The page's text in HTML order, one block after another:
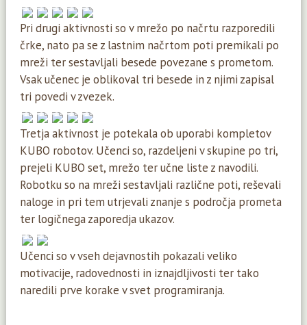
Pri drugi aktivnosti so v mrežo po načrtu razporedili
črke, nato pa se z lastnim načrtom poti premikali po
mreži ter sestavljali besede povezane s prometom.
Vsak učenec je oblikoval tri besede in z njimi zapisal
tri povedi v zvezek.
Tretja aktivnost je potekala ob uporabi kompletov
KUBO robotov. Učenci so, razdeljeni v skupine po tri,
prejeli KUBO set, mrežo ter učne liste z navodili.
Robotku so na mreži sestavljali različne poti, reševali
naloge in pri tem utrjevali znanje s področja prometa
ter logičnega zaporedja ukazov.
Učenci so v vseh dejavnostih pokazali veliko
motivacije, radovednosti in iznajdljivosti ter tako
naredili prve korake v svet programiranja.